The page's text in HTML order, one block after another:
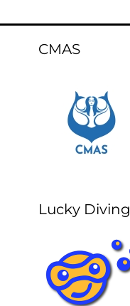
CMAS
Lucky Diving